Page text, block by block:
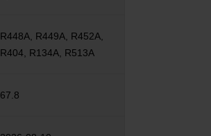
R448A, R449A, R452A,
R404, R134A, R513A
67.8